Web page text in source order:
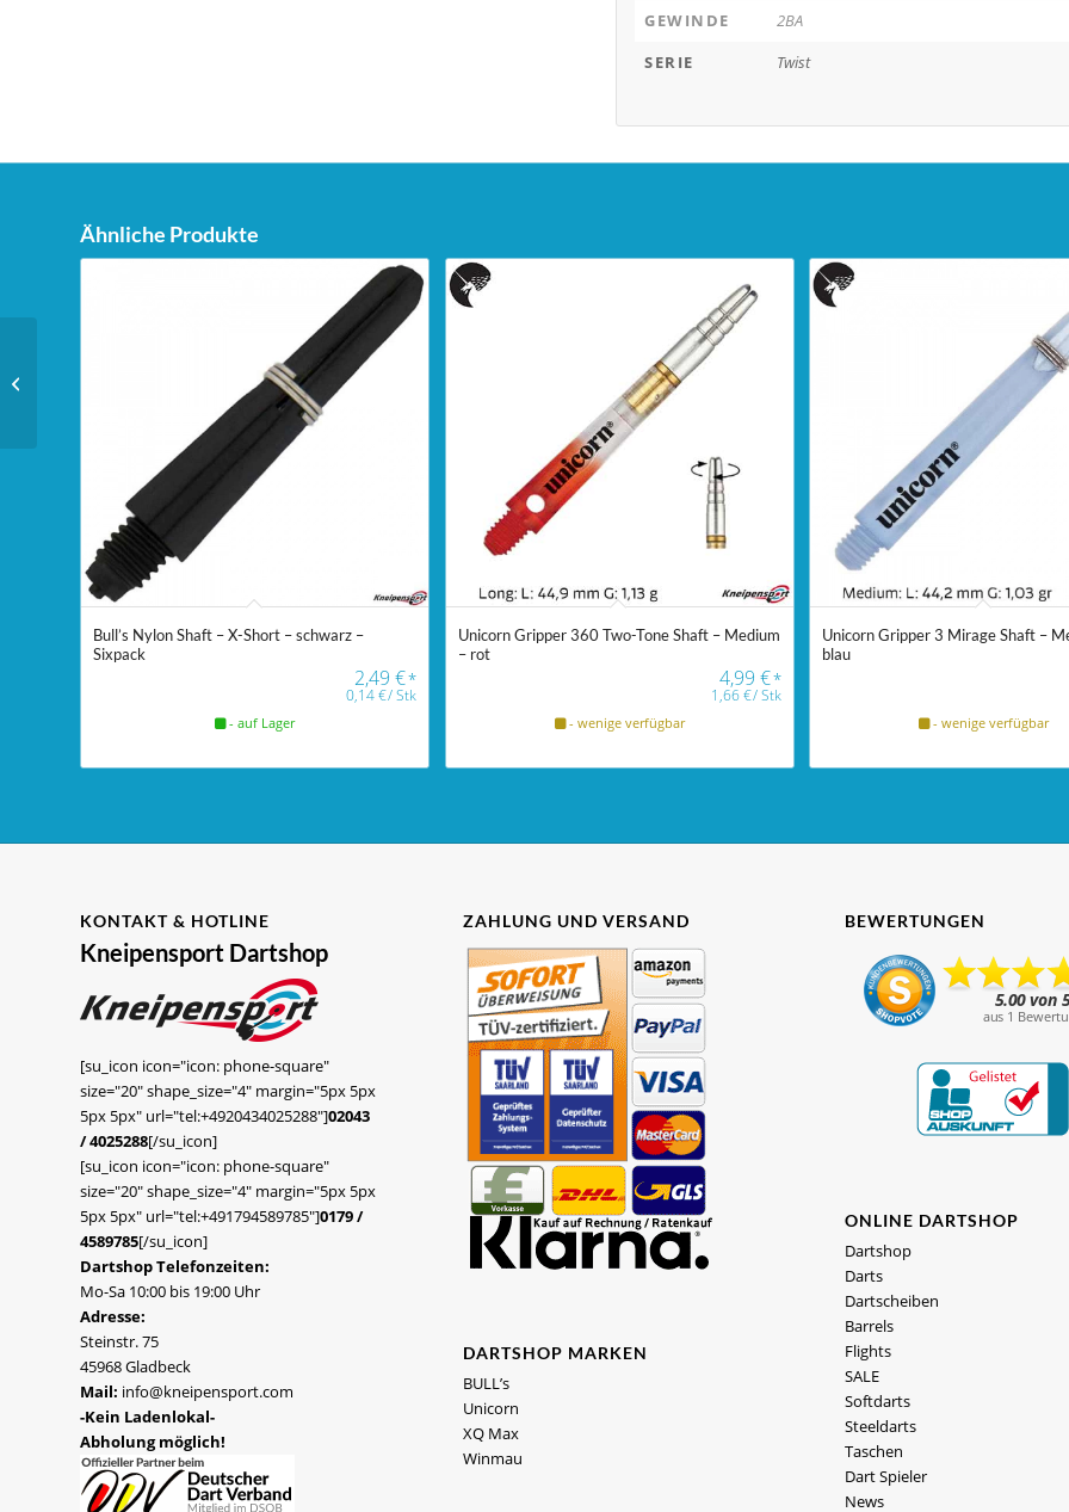
GEWINDE
2BA
SERIE
Twist
Ähnliche Produkte
Bull’s Nylon Shaft – X-Short – schwarz –
Sixpack
2,49€*
0,14€/Stk
- auf Lager
Unicorn Gripper 360 Two-Tone Shaft – Medium
– rot
4,99 €*
1,66€/Stk
- wenige verfügbar
Unicorn Gripper 3 Mirage Shaft –
blau
- wenige verfügbar
KONTAKT & HOTLINE
Kneipensport Dartshop
[su_icon icon="icon: phone-square"
size="20" shape_size="4" margin="5px 5px
5px 5px" url="tel:+4920434025288"]02043
/ 4025288[/su_icon]
[su_icon icon="icon: phone-square"
size="20" shape_size="4" margin="5px 5px
5px 5px" url="tel:+491794589785"]0179 /
4589785[/su_icon]
Dartshop Telefonzeiten:
Mo-Sa 10:00 bis 19:00 Uhr
Adresse:
Steinstr. 75
45968 Gladbeck
Mail: info@kneipensport.com
-Kein Ladenlokal-
Abholung möglich!
ZAHLUNG UND VERSAND
DARTSHOP MARKEN
BULL’s
Unicorn
XQ Max
Winmau
BEWERTUNGEN
ONLINE DARTSHOP
Dartshop
Darts
Dartscheiben
Barrels
Flights
SALE
Softdarts
Steeldarts
Taschen
Dart Spieler
News